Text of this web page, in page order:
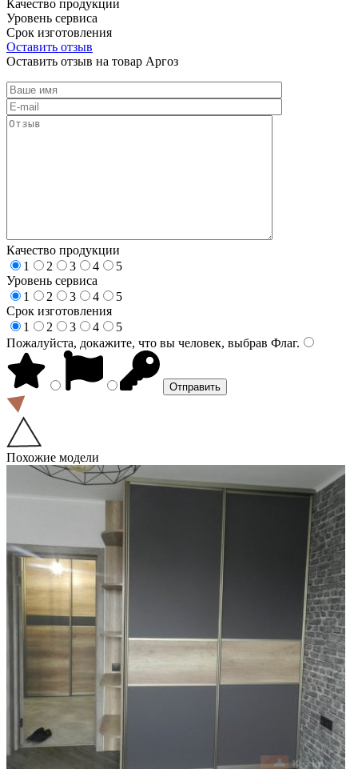
Качество продукции
Уровень сервиса
Срок изготовления
Оставить отзыв
Оставить отзыв на товар Аргоз
Качество продукции
1
2 3 4
5
Уровень сервиса
1
2 3 4
5
Срок изготовления
1
2 3 4
5
Пожалуйста, докажите, что вы человек, выбрав Флаг.
Похожие модели